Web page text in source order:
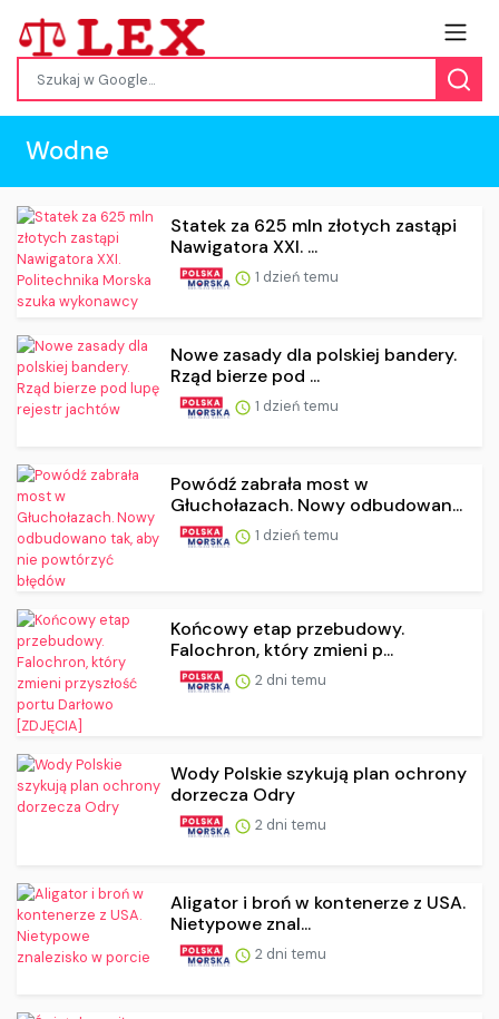
Wodne
Statek za 625 mln złotych zastąpi
Nawigatora XXI. ...
1 dzień temu
Nowe zasady dla polskiej bandery.
Rząd bierze pod ...
1 dzień temu
Powódź zabrała most w
Głuchołazach. Nowy odbudowan...
1 dzień temu
Końcowy etap przebudowy.
Falochron, który zmieni p...
2 dni temu
Wody Polskie szykują plan ochrony
dorzecza Odry
2 dni temu
Aligator i broń w kontenerze z USA.
Nietypowe znal...
2 dni temu